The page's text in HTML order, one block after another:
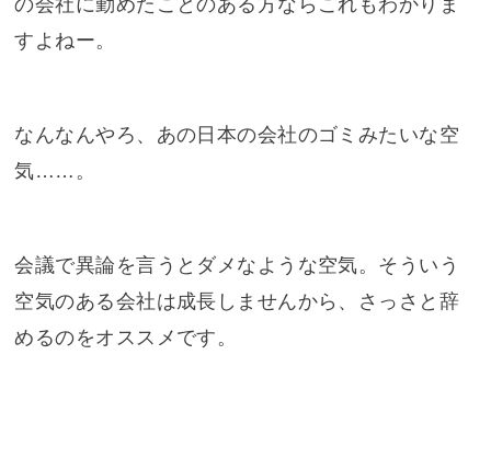
の会社に勤めたことのある方ならこれもわかりま
すよねー。
なんなんやろ、あの日本の会社のゴミみたいな空
気……。
会議で異論を言うとダメなような空気。そういう
空気のある会社は成長しませんから、さっさと辞
めるのをオススメです。